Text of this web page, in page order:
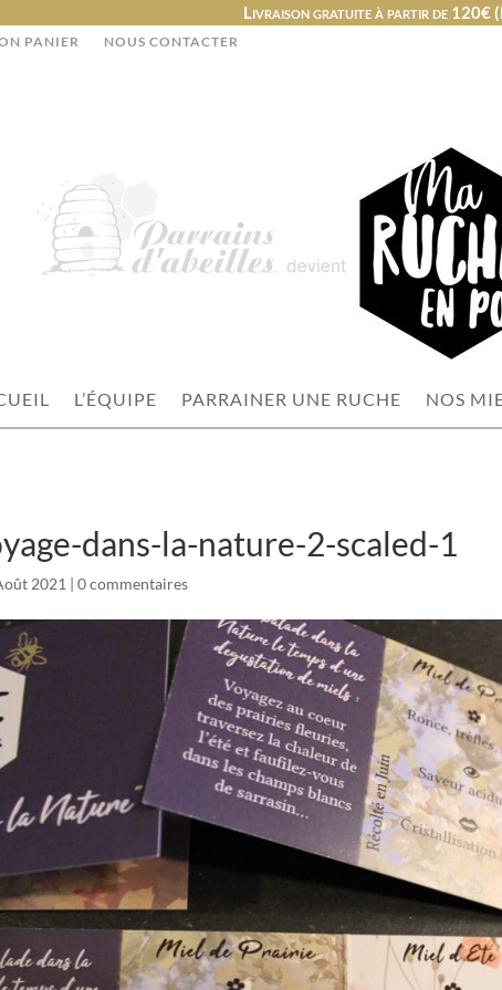
Livraison gratuite à partir de 120€
PANIER NOUS CONTACTER
L’ÉQUIPE PARRAINER UNE RUCHE NOS
dans-la-nature-2-scaled-1
2021 |0 commentaires